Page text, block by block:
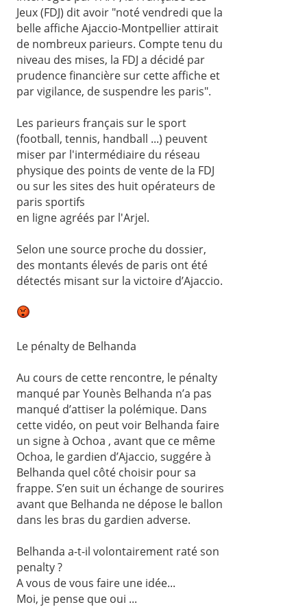
Jeux (FDJ) dit avoir "noté vendredi que la
belle affiche Ajaccio-Montpellier attirait
de nombreux parieurs. Compte tenu du
niveau des mises, la FDJ a décidé par
prudence financière sur cette affiche et
par vigilance, de suspendre les paris".
Les parieurs français sur le sport
(football, tennis, handball ...) peuvent
miser par l'intermédiaire du réseau
physique des points de vente de la FDJ
ou sur les sites des huit opérateurs de
paris sportifs
en ligne agréés par l'Arjel.
Selon une source proche du dossier,
des montants élevés de paris ont été
détectés misant sur la victoire d’Ajaccio.
Le pénalty de Belhanda
Au cours de cette rencontre, le pénalty
manqué par Younès Belhanda n’a pas
manqué d’attiser la polémique. Dans
cette vidéo, on peut voir Belhanda faire
un signe à Ochoa , avant que ce même
Ochoa, le gardien d’Ajaccio, suggére à
Belhanda quel côté choisir pour sa
frappe. S’en suit un échange de sourires
avant que Belhanda ne dépose le ballon
dans les bras du gardien adverse.
Belhanda a-t-il volontairement raté son
penalty ?
A vous de vous faire une idée...
Moi, je pense que oui ...